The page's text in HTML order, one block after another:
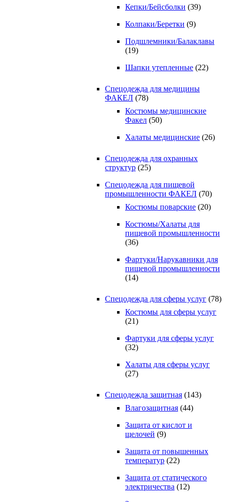
Кепки/Бейсболки (39)
Колпаки/Беретки (9)
Подшлемники/Балаклавы
(19)
Шапки утепленные (22)
Спецодежда для медицины
ФАКЕЛ (78)
Костюмы медицинские
Факел (50)
Халаты медицинские (26)
Спецодежда для охранных
структур (25)
Спецодежда для пищевой
промышленности ФАКЕЛ (70)
Костюмы поварские (20)
Костюмы/Халаты для
пищевой промышленности
(36)
Фартуки/Нарукавники для
пищевой промышленности
(14)
Спецодежда для сферы услуг (78)
Костюмы для сферы услуг
(21)
Фартуки для сферы услуг
(32)
Халаты для сферы услуг
(27)
Спецодежда защитная (143)
Влагозащитная (44)
Защита от кислот и
щелочей (9)
Защита от повышенных
температур (22)
Защита от статического
электричества (12)